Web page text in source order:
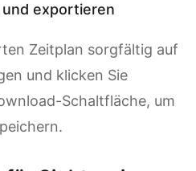
exportieren
Zeitplan sorgfältig auf
und klicken Sie
Schaltfläche, um